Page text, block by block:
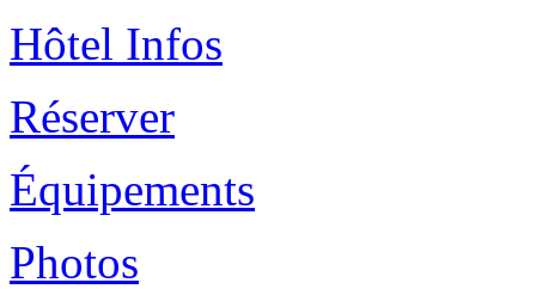
Hôtel Infos
Réserver
Équipements
Photos